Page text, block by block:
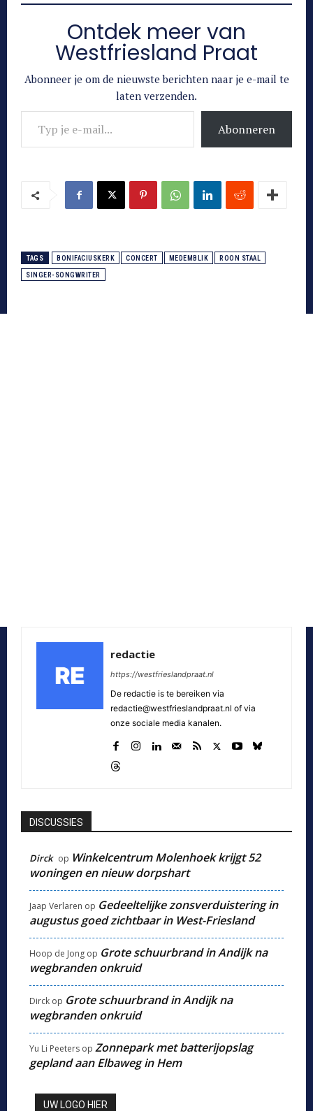
Ontdek meer van
Westfriesland Praat
Abonneer je om de nieuwste berichten naar je e-mail te
laten verzenden.
Typ je e-mail...
Abonneren
TAGS BONIFACIUSKERK CONCERT MEDEMBLIK ROON STAAL
SINGER-SONGWRITER
redactie
https://westfrieslandpraat.nl
De redactie is te bereiken via
redactie@westfrieslandpraat.nl of via
onze sociale media kanalen.
DISCUSSIES
Dirck op Winkelcentrum Molenhoek krijgt 52
woningen en nieuw dorpshart
Jaap Verlaren op Gedeeltelijke zonsverduistering in
augustus goed zichtbaar in West-Friesland
Hoop de Jong op Grote schuurbrand in Andijk na
wegbranden onkruid
Dirck op Grote schuurbrand in Andijk na
wegbranden onkruid
Yu Li Peeters op Zonnepark met batterijopslag
gepland aan Elbaweg in Hem
UW LOGO HIER